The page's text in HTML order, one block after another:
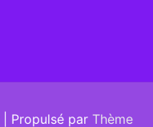
| Propulsé par Thème